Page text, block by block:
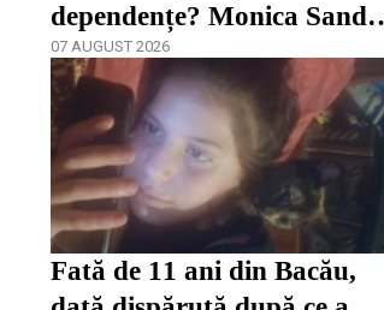
dependențe? Monica Sandu
spune că părinții încep prea
târziu
07 AUGUST 2026
Fată de 11 ani din Bacău,